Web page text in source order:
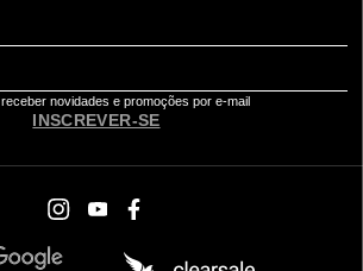
INSCREVER-SE
novidades e promoções por e-mail